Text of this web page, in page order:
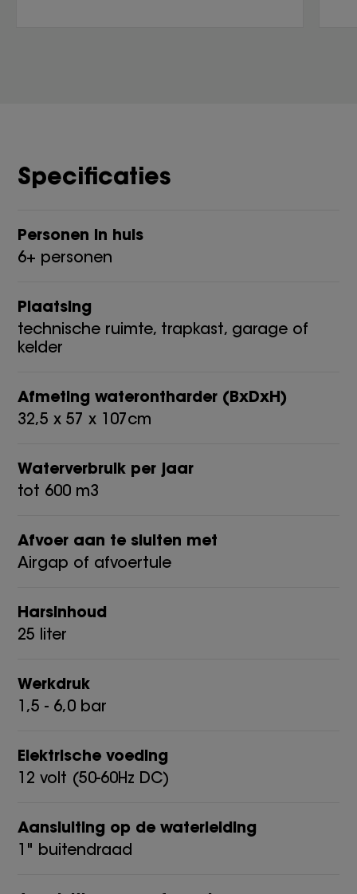
Specificaties
Personen in huis
6+ personen
Plaatsing
technische ruimte, trapkast, garage of
kelder
Afmeting waterontharder (BxDxH)
32,5 x 57 x 107cm
Waterverbruik per jaar
tot 600 m3
Afvoer aan te sluiten met
Airgap of afvoertule
Harsinhoud
25 liter
Werkdruk
1,5 - 6,0 bar
Elektrische voeding
12 volt (50-60Hz DC)
Aansluiting op de waterleiding
1" buitendraad